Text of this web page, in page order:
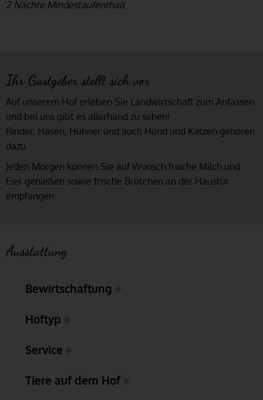
2 Nächte Mindestaufenthalt
Ihr Gastgeber stellt sich vor
Auf unserem Hof erleben Sie Landwirtschaft zum Anfassen
und bei uns gibt es allerhand zu sehen!
Rinder, Hasen, Hühner und auch Hund und Katzen gehören
dazu.
Jeden Morgen können Sie auf Wunsch frische Milch und
Eier genießen sowie frische Brötchen an der Haustür
empfangen.
Ausstattung
Bewirtschaftung
Hoftyp
Service
Tiere auf dem Hof